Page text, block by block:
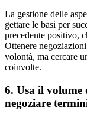
La gestione delle
gettare le basi per
precedente positivo,
Ottenere
volontà, ma cercare
coinvolte.
6. Usa il
negoziare